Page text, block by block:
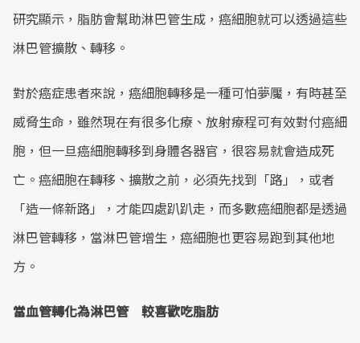
研究顯示，脂肪會幫助淋巴管生成，癌細胞就可以透過這些
淋巴管擴散、轉移。
對於癌症患者來說，癌細胞轉移是一種可怕夢魘，有時甚至
威脅生命，雖然現在有很多化療、放射療程可有效對付癌細
胞，但一旦癌細胞轉移到身體各器官，很容易就會造成死
亡。癌細胞在轉移、擴散之前，必須先找到「路」，或者
「造一條新路」，才能四處趴趴走，而多數癌細胞都是透過
淋巴管轉移，當淋巴管增生，癌細胞也更容易跑到其他地
方。
當血管轉化為淋巴管 較喜歡吃脂肪